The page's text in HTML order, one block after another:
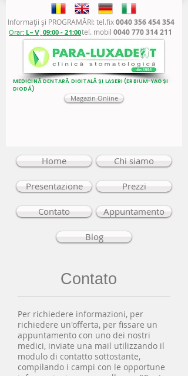
Informaţii şi PROGRAMĂRI: tel.fix0040 356 454 354
tel. mobil 0040 770 314 211
Orar: L - V, 09:00 - 21:00
MEDICINĂ DENTARĂ DIGITALĂ ȘI LASERI (ERBIUM-YAG ȘI
DIODĂ)
Magazin Online
Home Chi siamo
Presentazione Prezzi
Contato Appuntamento
Blog
Contato
Per richiedere informazioni, per
richiedere un'offerta, per fissare un
appuntamento con uno dei nostri
medici, inviate una mail utilizzando il
modulo di contatto sottostante,
compilando i campi con le opportune